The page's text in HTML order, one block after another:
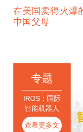
在美国卖得火爆
中国父母
专题
IROS：国际
智能机器人
与系统会议
查看更多文